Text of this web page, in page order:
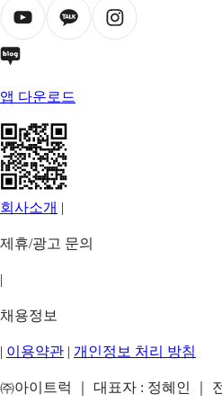
앱 다운로드
회사소개 |
제휴/광고 문의
|
채용정보
| 이용약관 | 개인정보 처리 방침
㈜아이트럭 ｜ 대표자 : 정혜인 ｜